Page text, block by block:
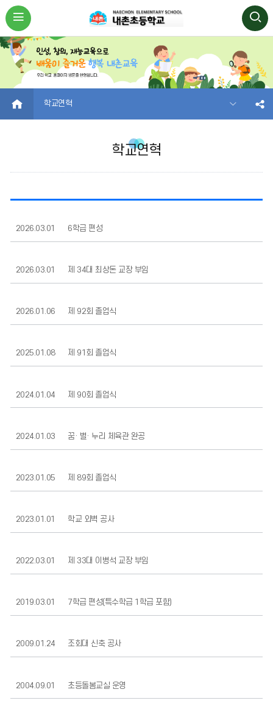
HOME 학교연혁
학교연혁
2026.03.01 6학급 편성
2026.03.01 제 34대 최상돈 교장 부임
2026.01.06 제 92회 졸업식
2025.01.08 제 91회 졸업식
2024.01.04 제 90회 졸업식
2024.01.03 꿈· 별· 누리 체육관 완공
2023.01.05 제 89회 졸업식
2023.01.01 학교 외벽 공사
2022.03.01 제 33대 이병석 교장 부임
2019.03.01 7학급 편성(특수학급 1학급 포함)
2009.01.24 조회대 신축 공사
2004.09.01 초등돌봄교실 운영